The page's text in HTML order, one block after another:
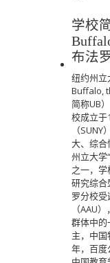
学校
布法
纽约州
Buffalo,
简称UB
校成立于
（
大、综合
州立大学
之一，
研究综合
罗分校
（AAU
群体中的
主，中
年，百度